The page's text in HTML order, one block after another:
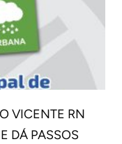
VICENTE RN
DÁ PASSOS